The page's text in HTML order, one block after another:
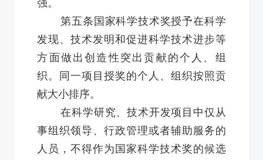
强。
第五条国家科学技术奖授予在科学
发现、技术发明和促进科学技术进步等
方面做出创造性突出贡献的个人、组
织。同一项目授奖的个人、组织按照贡
献大小排序。
在科学研究、技术开发项目中仅从
事组织领导、行政管理或者辅助服务的
人员，不得作为国家科学技术奖的候选